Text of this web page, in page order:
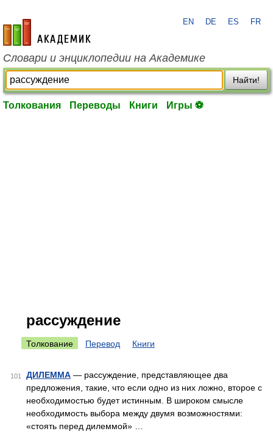
academic.ru
EN DE ES FR
Словари и энциклопедии на Академике
Найти!
Толкования Переводы Книги Игры ⚽
рассуждение
Толкование Перевод Книги
101 ДИЛЕММА — рассуждение, представляющее два
предложения, такие, что если одно из них ложно, второе с
необходимостью будет истинным. В широком смысле
необходимость выбора между двумя возможностями:
«стоять перед дилеммой» …